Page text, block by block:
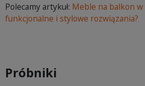
Polecamy artykuł: Meble na balkon
funkcjonalne i stylowe rozwiązania?
Próbniki